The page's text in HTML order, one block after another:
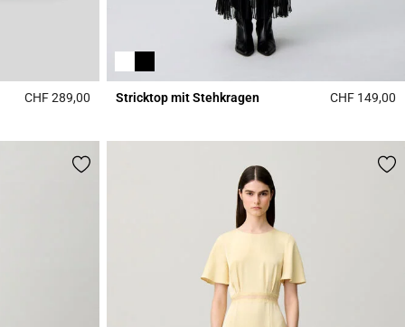
CHF 289,00 5 out of 5 Customer Rating
Stricktop mit Stehkragen CHF 149,00